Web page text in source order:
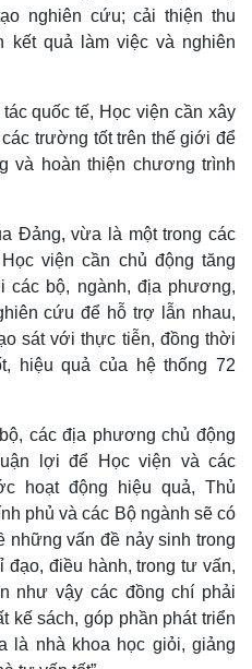
Tư vấn
Công nghệ
Sành điệu
Tin Công nghệ
Trải nghiệm
nghiên cứu; cải thiện thu
kết quả làm việc và nghiên
quốc tế, Học viện cần xây
trường tốt trên thế giới để
và hoàn thiện chương trình
Đảng, vừa là một trong các
viện cần chủ động tăng
bộ, ngành, địa phương,
cứu để hỗ trợ lẫn nhau,
sát với thực tiễn, đồng thời
hiệu quả của hệ thống 72
các địa phương chủ động
lợi để Học viện và các
hoạt động hiệu quả, Thủ
phủ và các Bộ ngành sẽ có
những vấn đề nảy sinh trong
đạo, điều hành, trong tư vấn,
như vậy các đồng chí phải
kế sách, góp phần phát triển
là nhà khoa học giỏi, giảng